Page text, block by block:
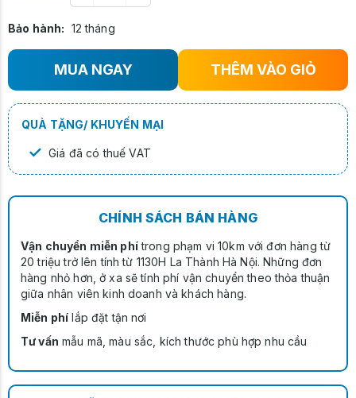
Bảo hành: 12 tháng
MUA NGAY THÊM VÀO GIỎ
QUÀ TẶNG/ KHUYẾN MẠI
✓ Giá đã có thuế VAT
CHÍNH SÁCH BÁN HÀNG
Vận chuyển miễn phítrong phạm vi 10km với đơn hàng từ
20 triệu trở lên tính từ 1130H La Thành Hà Nội. Những đơn
hàng nhỏ hơn, ở xa sẽ tính phí vận chuyển theo thỏa thuận
giữa nhân viên kinh doanh và khách hàng.
Miễn phí lắp đặt tận nơi
Tư vấn mẫu mã, màu sắc, kích thước phù hợp nhu cầu